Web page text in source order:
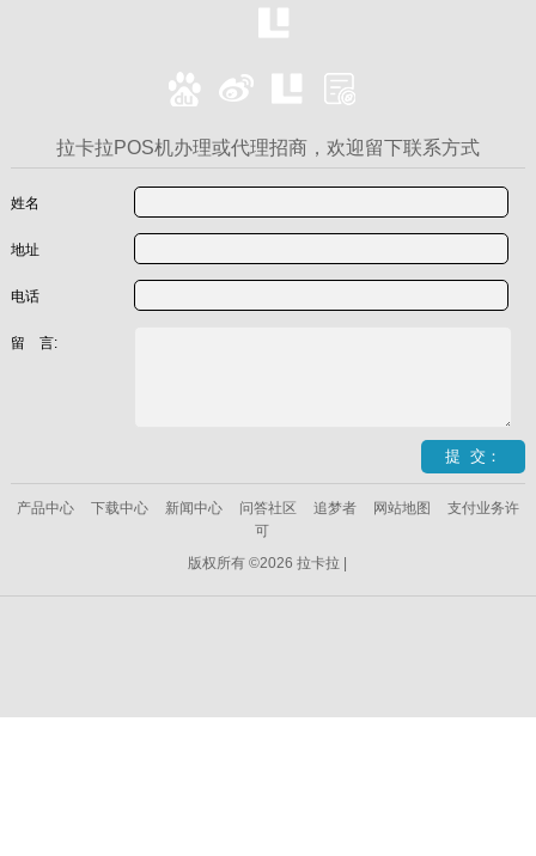
拉卡拉POS机办理或代理招商，欢迎留下联系方式
姓名
地址
电话
留 言:
产品中心 下载中心 新闻中心 问答社区 追梦者 网站地图
支付业务许
可
版权所有 ©2026 拉卡拉 |